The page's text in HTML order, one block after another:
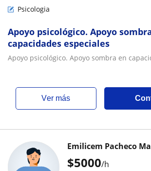
Psicologia
Apoyo psicológico. Apoyo
capacidades especiales
Apoyo psicológico. Apoyo sombra en
ver más
$5000/h
Emilicem Pacheco